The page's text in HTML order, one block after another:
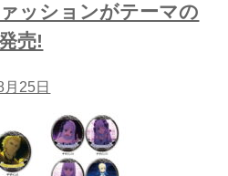
ッションがテーマの
売!
25日